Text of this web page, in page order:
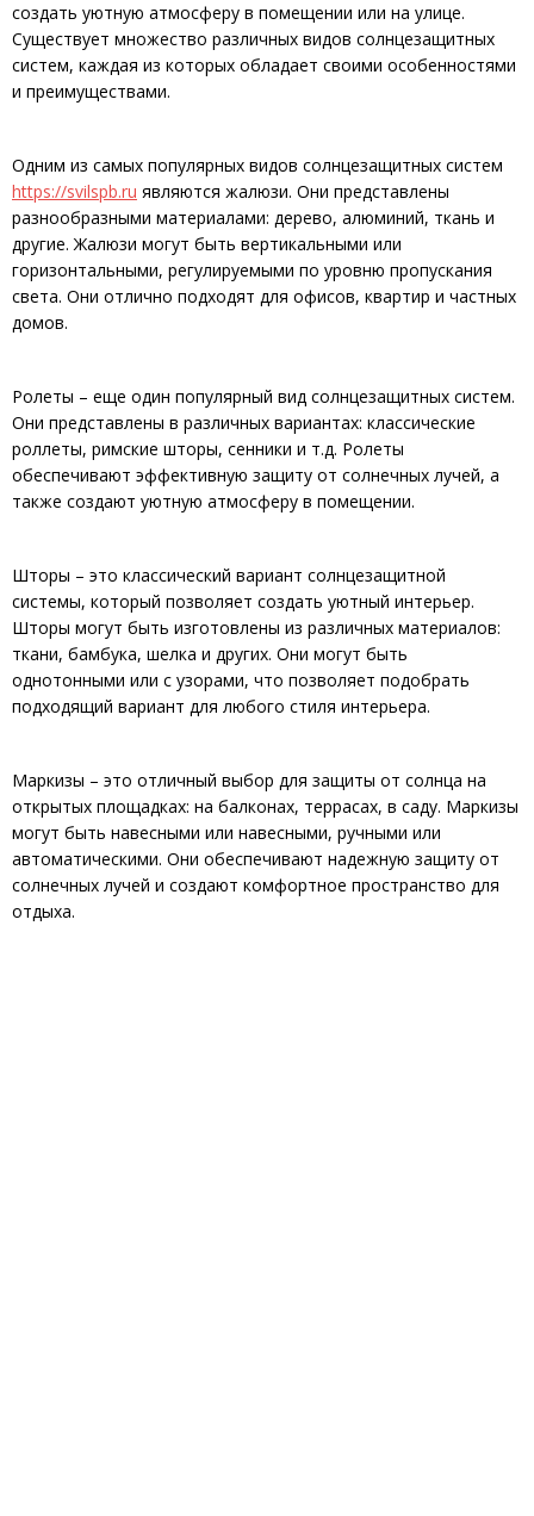
создать уютную атмосферу в помещении или на улице.
Существует множество различных видов солнцезащитных
систем, каждая из которых обладает своими особенностями
и преимуществами.
Одним из самых популярных видов солнцезащитных систем
https://svilspb.ru являются жалюзи. Они представлены
разнообразными материалами: дерево, алюминий, ткань и
другие. Жалюзи могут быть вертикальными или
горизонтальными, регулируемыми по уровню пропускания
света. Они отлично подходят для офисов, квартир и частных
домов.
Ролеты – еще один популярный вид солнцезащитных систем.
Они представлены в различных вариантах: классические
роллеты, римские шторы, сенники и т.д. Ролеты
обеспечивают эффективную защиту от солнечных лучей, а
также создают уютную атмосферу в помещении.
Шторы – это классический вариант солнцезащитной
системы, который позволяет создать уютный интерьер.
Шторы могут быть изготовлены из различных материалов:
ткани, бамбука, шелка и других. Они могут быть
однотонными или с узорами, что позволяет подобрать
подходящий вариант для любого стиля интерьера.
Маркизы – это отличный выбор для защиты от солнца на
открытых площадках: на балконах, террасах, в саду. Маркизы
могут быть навесными или навесными, ручными или
автоматическими. Они обеспечивают надежную защиту от
солнечных лучей и создают комфортное пространство для
отдыха.